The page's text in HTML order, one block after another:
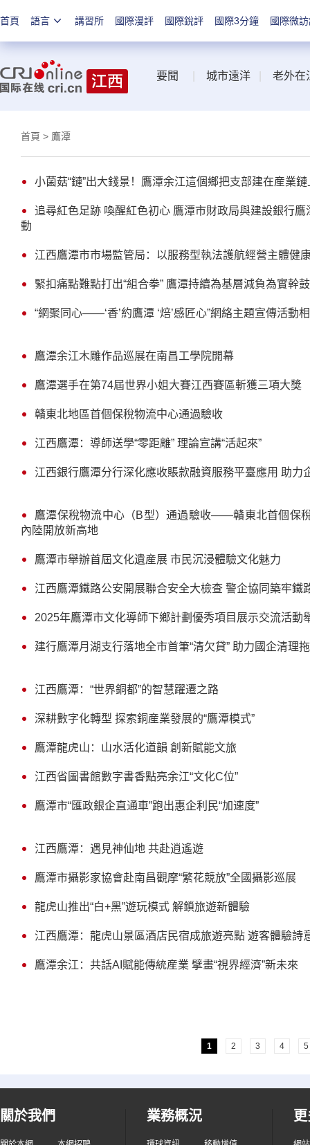
首頁 語言 講習所 國際漫評 國際銳評 國際3分鐘 國際微
要聞 城市遠洋 老外在
首頁 > 鷹潭
小菌菇“鏈”出大錢景！鷹潭余江這個鄉把支部建在産業鏈
追尋紅色足跡 喚醒紅色初心 鷹潭市財政局與建設銀行
動
江西鷹潭市市場監管局：以服務型執法護航經營主體健
緊扣痛點難點打出“組合拳” 鷹潭持續為基層減負為實幹
“網聚同心——‘香’約鷹潭 ‘焙’感匠心”網絡主題宣傳活動
鷹潭余江木雕作品巡展在南昌工學院開幕
鷹潭選手在第74屆世界小姐大賽江西賽區斬獲三項大獎
贛東北地區首個保稅物流中心通過驗收
江西鷹潭：導師送學“零距離” 理論宣講“活起來”
江西銀行鷹潭分行深化應收賬款融資服務平臺應用 助力
鷹潭保稅物流中心（B型）通過驗收——贛東北首個保
內陸開放新高地
鷹潭市舉辦首屆文化遺産展 市民沉浸體驗文化魅力
江西鷹潭鐵路公安開展聯合安全大檢查 警企協同築牢鐵
2025年鷹潭市文化導師下鄉計劃優秀項目展示交流活動
建行鷹潭月湖支行落地全市首筆“清欠貸” 助力國企清理
江西鷹潭：“世界銅都”的智慧躍遷之路
深耕數字化轉型 探索銅産業發展的“鷹潭模式”
鷹潭龍虎山：山水活化道韻 創新賦能文旅
江西省圖書館數字書香點亮余江“文化C位”
鷹潭市“匯政銀企直通車”跑出惠企利民“加速度”
江西鷹潭：遇見神仙地 共赴逍遙遊
鷹潭市攝影家協會赴南昌觀摩“繁花競放”全國攝影巡展
龍虎山推出“白+黑”遊玩模式 解鎖旅遊新體驗
江西鷹潭：龍虎山景區酒店民宿成旅遊亮點 遊客體驗詩
鷹潭余江：共話AI賦能傳統産業 擘畫“視界經濟”新未來
1 2 3 4 5
關於我們 業務概況